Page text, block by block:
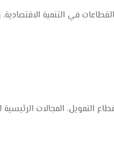
في التنمية الاقتصادية،
التمويل، المجالات